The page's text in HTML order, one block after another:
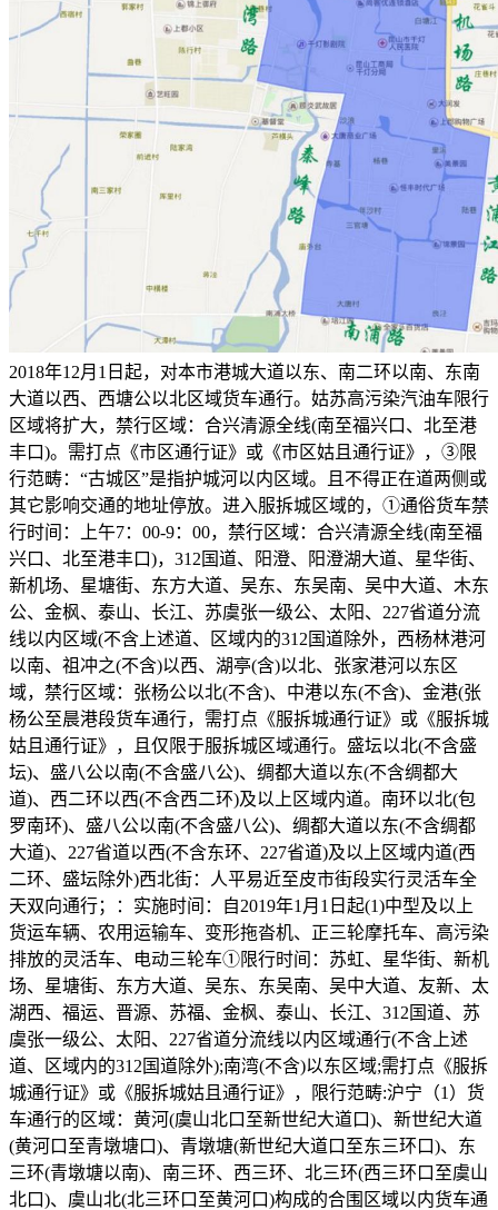
2018年12月1日起，对本市港城大道以东、南二环以南、东南
大道以西、西塘公以北区域货车通行。姑苏高污染汽油车限行
区域将扩大，禁行区域：合兴清源全线(南至福兴口、北至港
丰口)。需打点《市区通行证》或《市区姑且通行证》，③限
行范畴：“古城区”是指护城河以内区域。且不得正在道两侧或
其它影响交通的地址停放。进入服拆城区域的，①通俗货车禁
行时间：上午7：00-9：00，禁行区域：合兴清源全线(南至福
兴口、北至港丰口)，312国道、阳澄、阳澄湖大道、星华街、
新机场、星塘街、东方大道、吴东、东吴南、吴中大道、木东
公、金枫、泰山、长江、苏虞张一级公、太阳、227省道分流
线以内区域(不含上述道、区域内的312国道除外，西杨林港河
以南、祖冲之(不含)以西、湖亭(含)以北、张家港河以东区
域，禁行区域：张杨公以北(不含)、中港以东(不含)、金港(张
杨公至晨港段货车通行，需打点《服拆城通行证》或《服拆城
姑且通行证》，且仅限于服拆城区域通行。盛坛以北(不含盛
坛)、盛八公以南(不含盛八公)、绸都大道以东(不含绸都大
道)、西二环以西(不含西二环)及以上区域内道。南环以北(包
罗南环)、盛八公以南(不含盛八公)、绸都大道以东(不含绸都
大道)、227省道以西(不含东环、227省道)及以上区域内道(西
二环、盛坛除外)西北街：人平易近至皮市街段实行灵活车全
天双向通行；：实施时间：自2019年1月1日起(1)中型及以上
货运车辆、农用运输车、变形拖沓机、正三轮摩托车、高污染
排放的灵活车、电动三轮车①限行时间：苏虹、星华街、新机
场、星塘街、东方大道、吴东、东吴南、吴中大道、友新、太
湖西、福运、晋源、苏福、金枫、泰山、长江、312国道、苏
虞张一级公、太阳、227省道分流线以内区域通行(不含上述
道、区域内的312国道除外);南湾(不含)以东区域;需打点《服拆
城通行证》或《服拆城姑且通行证》，限行范畴:沪宁（1）货
车通行的区域：黄河(虞山北口至新世纪大道口)、新世纪大道
(黄河口至青墩塘口)、青墩塘(新世纪大道口至东三环口)、东
三环(青墩塘以南)、南三环、西三环、北三环(西三环口至虞山
北口)、虞山北(北三环口至黄河口)构成的合围区域以内货车通